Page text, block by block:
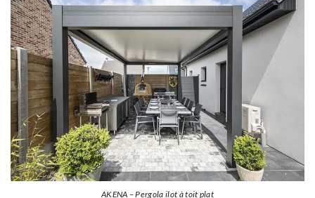
AKENA – Pergola ilot à toit plat